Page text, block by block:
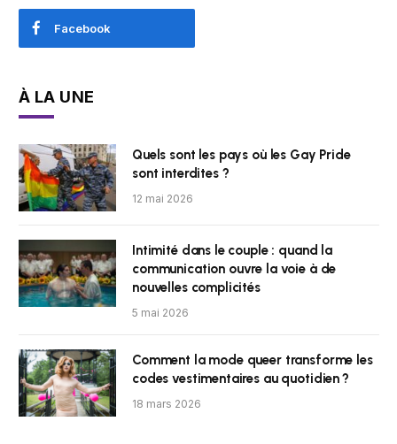
Facebook
À LA UNE
Quels sont les pays où les Gay Pride
sont interdites ?
12 mai 2026
Intimité dans le couple : quand la
communication ouvre la voie à de
nouvelles complicités
5 mai 2026
Comment la mode queer transforme les
codes vestimentaires au quotidien ?
18 mars 2026